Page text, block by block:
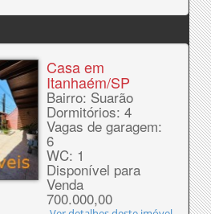
Casa em
Itanhaém/SP
Bairro: Suarão
Dormitórios: 4
Vagas de garagem:
6
WC: 1
Disponível para
Venda
700.000,00